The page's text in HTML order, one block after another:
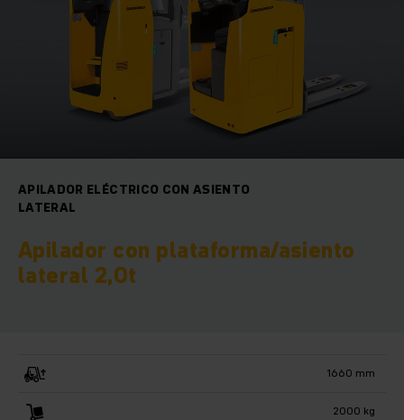
APILADOR ELÉCTRICO CON ASIENTO
LATERAL
Apilador con plataforma/asiento
lateral 2,0t
1660 mm
2000 kg